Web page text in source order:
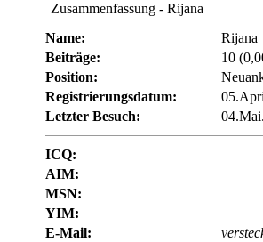
Zusammenfassung - Rijana
Name:
Rijana
Beiträge:
10
Position:
Registrierungsdatum:
Letzter Besuch:
ICQ:
AIM:
MSN:
YIM:
E-Mail: